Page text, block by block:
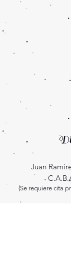
Juan
(Se requiere cita